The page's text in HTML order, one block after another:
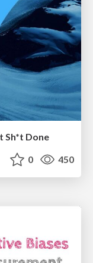
Sh*t Done
0 450